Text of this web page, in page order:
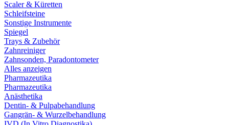
Scaler & Küretten
Schleifsteine
Sonstige Instrumente
Spiegel
Trays & Zubehör
Zahnreiniger
Zahnsonden, Paradontometer
Alles anzeigen
Pharmazeutika
Pharmazeutika
Anästhetika
Dentin- & Pulpabehandlung
Gangrän- & Wurzelbehandlung